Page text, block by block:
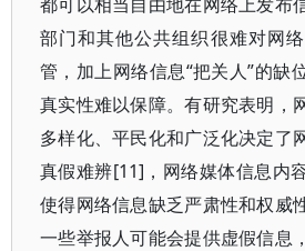
部门和其他公共组织很难对网
管，加上网络信息“把关人”的缺
真实性难以保障。有研究表明，
多样化、平民化和广泛化决定了
真假难辨[11]，网络媒体信息内
使得网络信息缺乏严肃性和权威
一些举报人可能会提供虚假信息